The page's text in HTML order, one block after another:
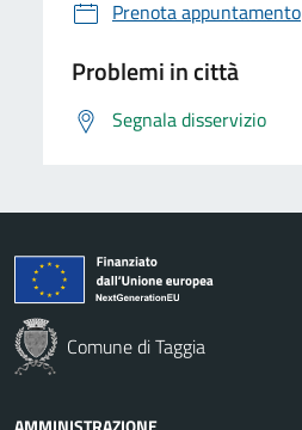
Prenota appuntamento
Problemi in città
Segnala disservizio
Comune di Taggia